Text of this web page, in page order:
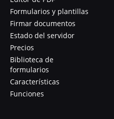
Formularios y plantillas
Firmar documentos
Estado del servidor
Precios
Biblioteca de
formularios
Características
Funciones